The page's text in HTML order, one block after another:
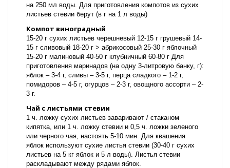
на 250 мл воды. Для приготовления компотов из сухих
листьев стевии берут (в г на 1 л воды)
Компот виноградный
15-20 г сухих листьев черешневый 12-15 г грушевый 14-
15 г сливовый 18-20 г > абрикосовый 25-30 г яблочный
15-20 г малиновый 40-50 г клубничный 60-80 г Для
приготовления маринадов (на одну 3-литровую банку, г):
яблок – 3-4 г, сливы – 3-5 г, перца сладкого – 1-2 г,
помидоров – 4-5 г, огурцов – 2-3 г, овощного ассорти – 2-
3 г.
Чай с листьями стевии
1 ч. ложку сухих листьев заваривают / стаканом
кипятка, или 1 ч. ложку стевии и 0,5 ч. ложки зеленого
или черного чая, настоять 5-10 мин. Для квашения
яблок используют сухие листья стевии (30-40 г сухих
листьев на 5 кг яблок и 5 л воды). Листья стевии
раскладывают между рядами яблок.